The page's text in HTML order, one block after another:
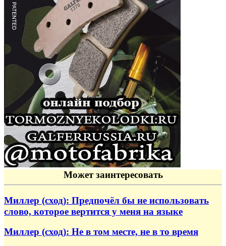
Может заинтересовать
Миллер (сход): Предпочёл бы не использовать
слово, которое вертится у меня на языке
Миллер (сход): Не в том месте, не в то время